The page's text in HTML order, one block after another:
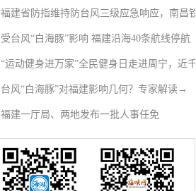
福建省防指维持防台风三级应急响应，南昌铁
路停运部分旅客列车→
受台风“白海豚”影响 福建沿海40条航线停航
“运动健身进万家”全民健身日走进周宁，近千
人徒步云端
台风“白海豚”对福建影响几何？专家解读→
福建一厅局、两地发布一批人事任免